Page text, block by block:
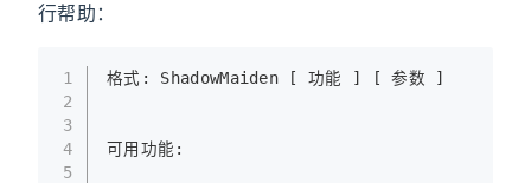
行帮助：
1
2
3
4
5
格式: ShadowMaiden [ 功能 ] [ 参数 ]
可用功能: